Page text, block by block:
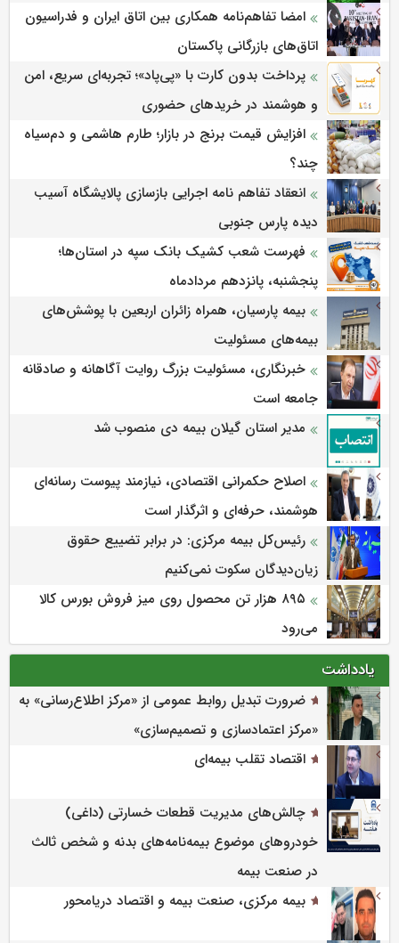
امضا تفاهم‌نامه همکاری بین اتاق ایران و فدراسیون
اتاق‌های بازرگانی پاکستان
پرداخت بدون کارت با «پی‌پاد»؛ تجربه‌ای سریع، امن
و هوشمند در خریدهای حضوری
افزایش قیمت برنج در بازار؛ طارم هاشمی و دم‌سیاه
چند؟
انعقاد تفاهم نامه اجرایی بازسازی پالایشگاه آسیب
دیده پارس جنوبی
فهرست شعب کشیک بانک سپه در استان‌ها؛
پنجشنبه، پانزدهم مردادماه
بیمه پارسیان، همراه زائران اربعین با پوشش‌های
بیمه‌های مسئولیت
خبرنگاری، مسئولیت بزرگ روایت آگاهانه و صادقانه
جامعه است
مدیر استان گیلان بیمه دی منصوب شد
اصلاح حکمرانی اقتصادی، نیازمند پیوست رسانه‌ای
هوشمند، حرفه‌ای و اثرگذار است
رئیس‌کل بیمه مرکزی: در برابر تضییع حقوق
زیان‌دیدگان سکوت نمی‌کنیم
۸۹۵ هزار تن محصول روی میز فروش بورس کالا
می‌‌رود
یادداشت
ضرورت تبدیل روابط عمومی از «مرکز اطلاع‌رسانی» به
«مرکز اعتمادسازی و تصمیم‌سازی»
اقتصاد تقلب بیمه‌ای
چالش‌های مدیریت قطعات خسارتی (داغی)
خودروهای موضوع بیمه‌نامه‌های بدنه و شخص ثالث
در صنعت بیمه
بیمه مرکزی، صنعت بیمه و اقتصاد دریامحور